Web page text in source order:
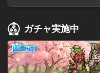
ガチャ実施中